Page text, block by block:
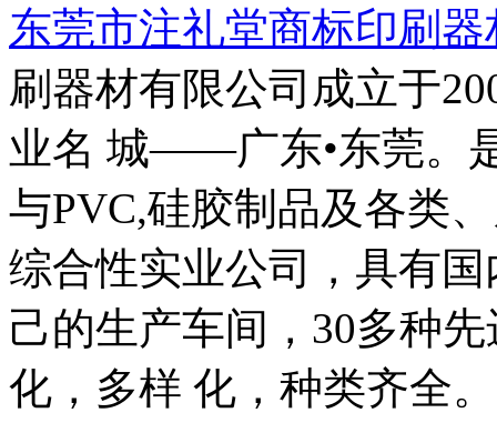
东莞市注礼堂商标印刷
刷器材有限公司成立于
业名 城——广东•东莞。
与PVC,硅胶制品及各类
综合性实业公司，具有
己的生产车间，30多种
化，多样 化，种类齐全